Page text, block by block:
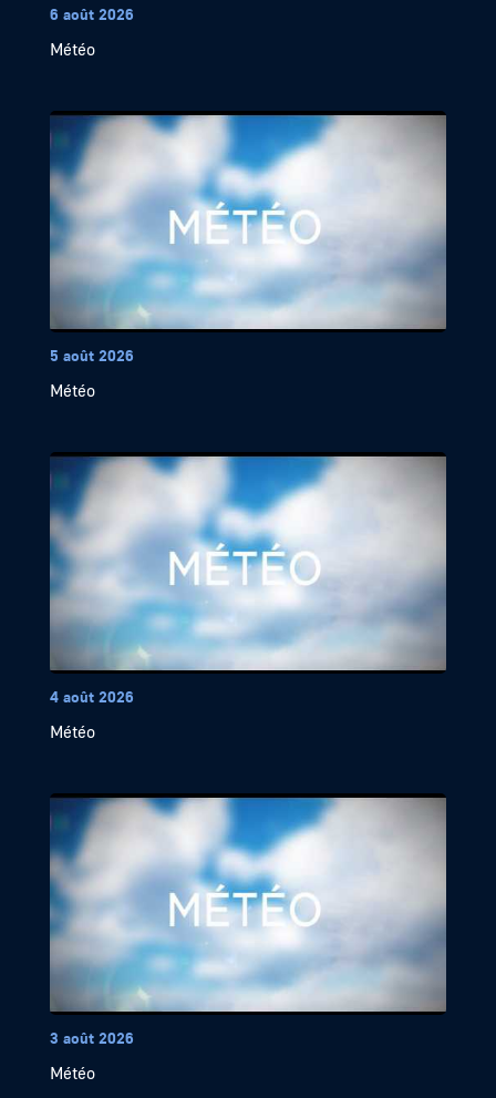
6 août 2026
Météo
5 août 2026
Météo
4 août 2026
Météo
3 août 2026
Météo